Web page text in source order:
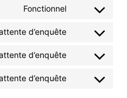
mixpanel
service
brevo
Fonctionnel
Consent
service
litespeed
d’enquête
Consent
service
google-
d’enquête
Consent
service
d’enquête
Consent